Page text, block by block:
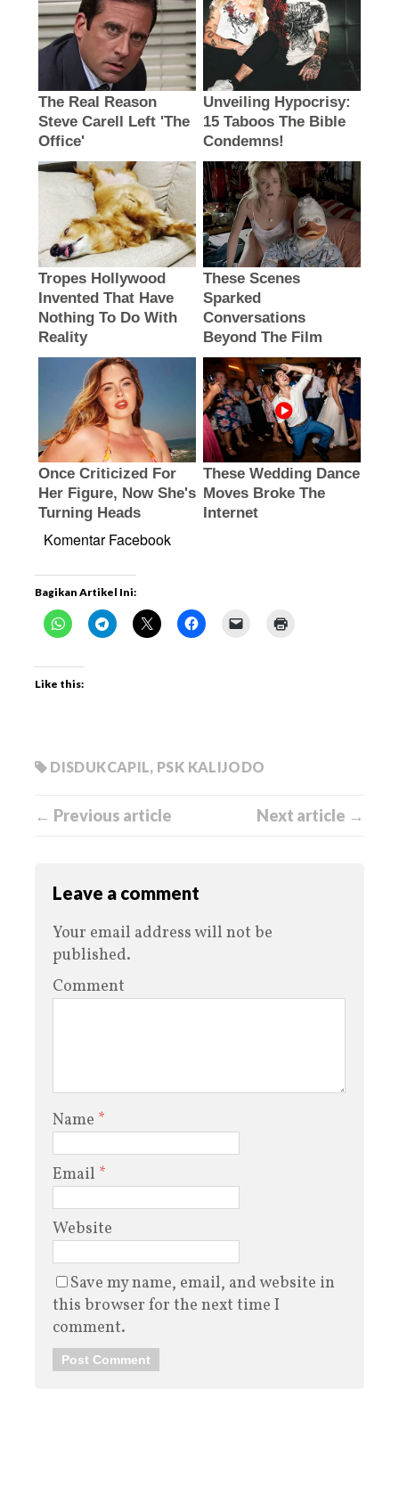
Komentar Facebook
Bagikan Artikel Ini:
Like this:
DISDUKCAPIL, PSK KALIJODO
← Previous article Next article →
Leave a comment
Your email address will not be
published.
Comment
Name *
Email *
Website
Save my name, email, and website in
this browser for the next time I
comment.